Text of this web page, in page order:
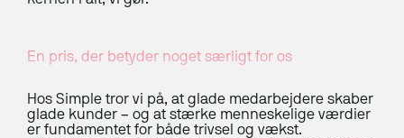
Kurser
ERP Implementering
En pris, der betyder noget særligt for os
Hos Simple tror vi på, at glade medarbejdere skaber
glade kunder – og at stærke menneskelige værdier
er fundamentet for både trivsel og vækst.